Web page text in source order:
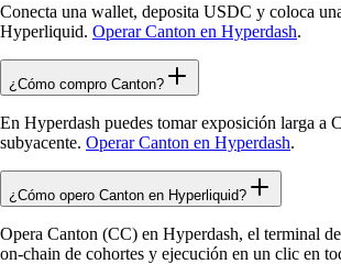
Conecta una wallet, deposita USDC y coloca
Hyperliquid. Operar Canton en Hyperdash.
¿Cómo compro Canton?
En Hyperdash puedes tomar exposición larga a
subyacente. Operar Canton en Hyperdash.
¿Cómo opero Canton en Hyperliquid?
Opera Canton (CC) en Hyperdash, el terminal
on-chain de cohortes y ejecución en un clic en